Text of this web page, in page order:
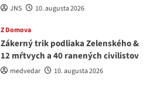
JNS 10. augusta 2026
Z Domova
Zákerný trik podliaka Zelenského &
12 mŕtvych a 40 ranených civilistov
medvedar 10. augusta 2026